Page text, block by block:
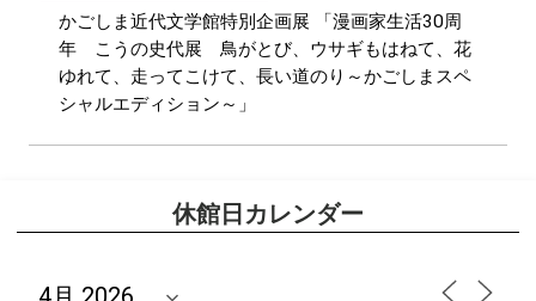
かごしま近代文学館特別企画展 「漫画家生活30周
年 こうの史代展 鳥がとび、ウサギもはねて、花
ゆれて、走ってこけて、長い道のり～かごしまスペ
シャルエディション～」
休館日カレンダー